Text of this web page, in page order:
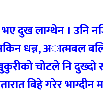
भए दुख लाग्थेन ।
सकिन धन्न, अात्मबल
चाेटले नि दुख्दाे
बिहे गरेर